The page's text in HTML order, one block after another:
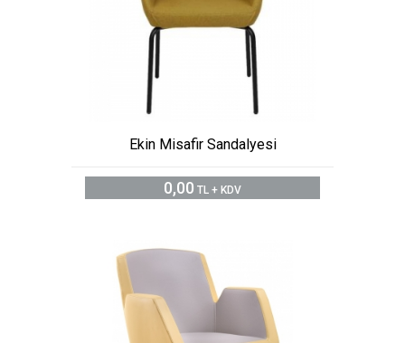
Ekin Misafir Sandalyesi
0,00 TL + KDV